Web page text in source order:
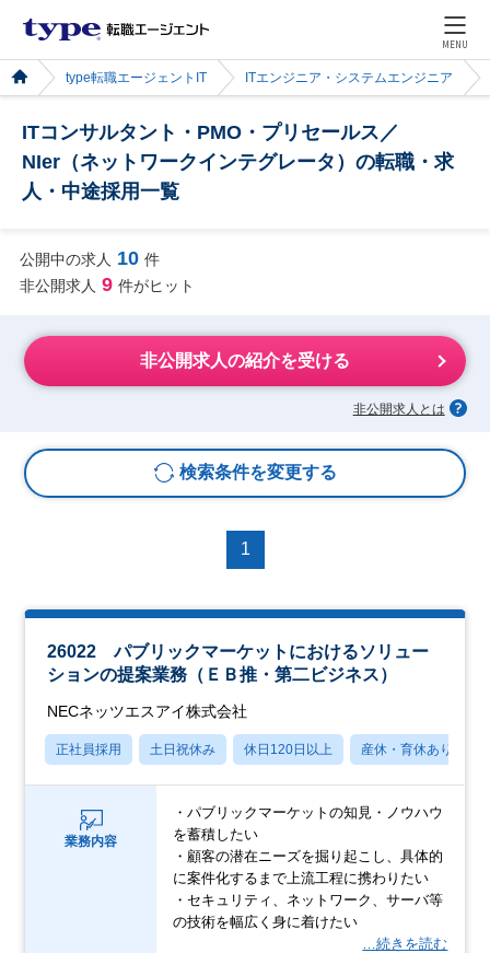
MENU
type転職エージェントIT ITエンジニア・システムエンジニア
ITコンサルタント・PMO・プリセールス／
NIer（ネットワークインテグレータ）の転職・求
人・中途採用一覧
公開中の求人 10 件
非公開求人 9 件がヒット
非公開求人の紹介を受ける
非公開求人とは
検索条件を変更する
1
26022 パブリックマーケットにおけるソリュー
ションの提案業務（ＥＢ推・第二ビジネス）
NECネッツエスアイ株式会社
正社員採用 土日祝休み 休日120日以上 産休・育休あり
業務内容
・パブリックマーケットの知見・ノウハウ
を蓄積したい
・顧客の潜在ニーズを掘り起こし、具体的
に案件化するまで上流工程に携わりたい
・セキュリティ、ネットワーク、サーバ等
の技術を幅広く身に着けたい
…続きを読む